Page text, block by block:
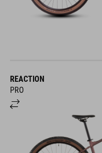
REACTION
PRO